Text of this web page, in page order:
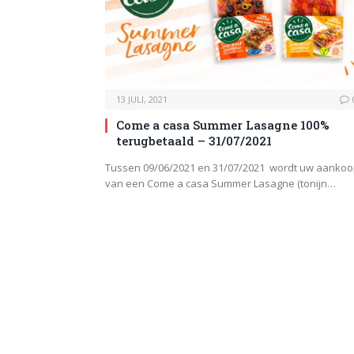
13 JULI, 2021
Come a casa Summer Lasagne 100%
terugbetaald – 31/07/2021
Tussen 09/06/2021 en 31/07/2021 wordt uw
van een Come a casa Summer Lasagne (tonijn…